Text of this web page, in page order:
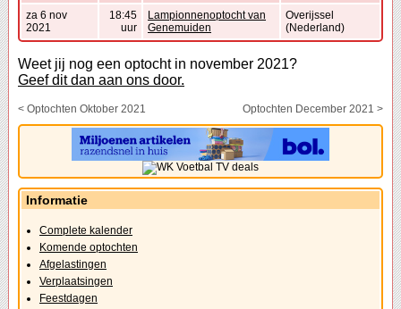
za 6 nov
2021
18:45
uur
Lampionnenoptocht van
Genemuiden
Overijssel
(Nederland)
Weet jij nog een optocht in november 2021?
Geef dit dan aan ons door.
< Optochten Oktober 2021 Optochten December 2021 >
Informatie
Complete kalender
Komende optochten
Afgelastingen
Verplaatsingen
Feestdagen